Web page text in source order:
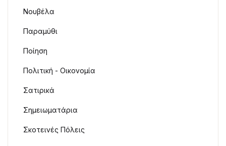
Νουβέλα
Παραμύθι
Ποίηση
Πολιτική - Οικονομία
Σατιρικά
Σημειωματάρια
Σκοτεινές Πόλεις